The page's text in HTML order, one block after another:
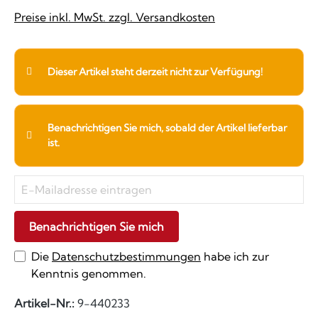
Preise inkl. MwSt. zzgl. Versandkosten
Dieser Artikel steht derzeit nicht zur Verfügung!
Benachrichtigen Sie mich, sobald der Artikel lieferbar
ist.
Benachrichtigen Sie mich
Die Datenschutzbestimmungen habe ich zur
Kenntnis genommen.
Artikel-Nr.: 9-440233